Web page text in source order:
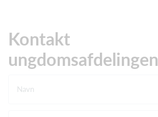
Kontakt
ungdomsafdelingen
Navn